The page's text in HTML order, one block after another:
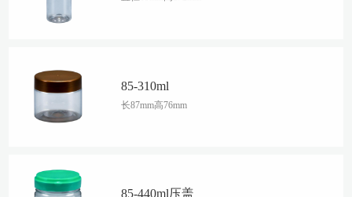
85-310ml
长87mm高76mm
85-440ml压盖